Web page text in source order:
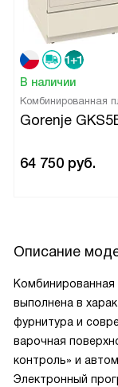
В наличии
Комбинированная
Gorenje
64 750 руб.
Описание
Комбинированная
выполнена в
фурнитура и
варочная
контроль» и
Электронный